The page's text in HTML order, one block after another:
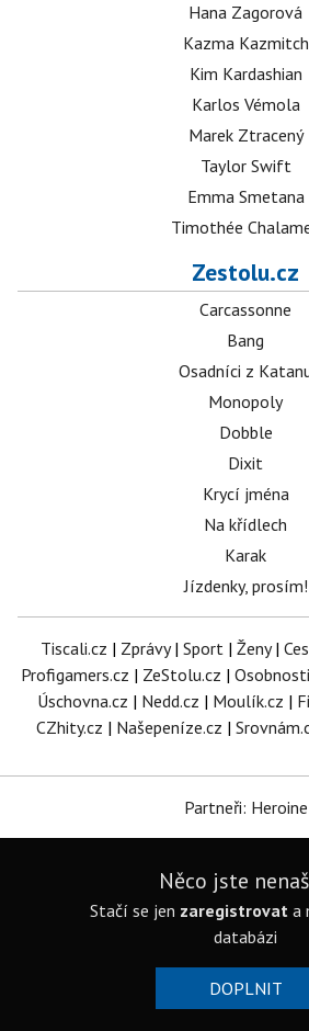
Hana Zagorová
Kazma Kazmitch
Kim Kardashian
Karlos Vémola
Marek Ztracený
Taylor Swift
Emma Smetana
Timothée
Zestolu.cz
Carcassonne
Bang
Osadníci z
Monopoly
Dobble
Dixit
Krycí jména
Na křídlech
Karak
Jízdenky, prosím!
Tiscali.cz | Zprávy| Sport | Ženy|
Profigamers.cz | ZeStolu.cz |
Úschovna.cz | Nedd.cz | Moulík.cz |
CZhity.cz | Našepeníze.cz |
Partneři: Heroine
Něco jste
Stačí se jen zaregistrovat a
databázi
DOPLNIT